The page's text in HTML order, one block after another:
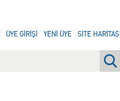
ÜYE GİRİŞİ YENİ ÜYE SİTE HARİTASI